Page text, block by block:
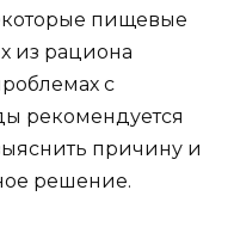
пищевые
из рациона
с
рекомендуется
причину и
решение.